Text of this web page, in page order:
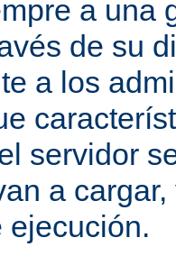
a una
de su
a los
servidor
a
ejecución.